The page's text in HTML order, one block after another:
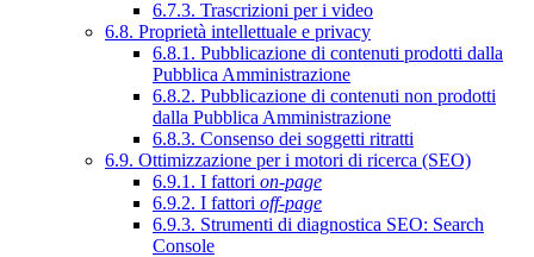
6.7.3. Trascrizioni per i video
6.8. Proprietà intellettuale e privacy
6.8.1. Pubblicazione di contenuti prodotti dalla
Pubblica Amministrazione
6.8.2. Pubblicazione di contenuti non prodotti
dalla Pubblica Amministrazione
6.8.3. Consenso dei soggetti ritratti
6.9. Ottimizzazione per i motori di ricerca (SEO)
6.9.1. I fattori on-page
6.9.2. I fattori off-page
6.9.3. Strumenti di diagnostica SEO: Search
Console